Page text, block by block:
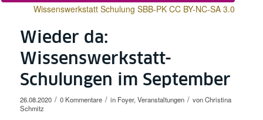
Wissenswerkstatt Schulung SBB-PK CC BY-NC-SA 3.0
Wieder da:
Wissenswerkstatt-
Schulungen im September
26.08.2020 / 0 Kommentare / in Foyer, Veranstaltungen / vonChristina
Schmitz